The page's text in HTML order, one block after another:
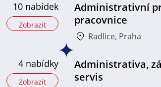
10 nabídek
Zobrazit
Administrativní
pracovnice
Radlice, Praha
4 nabídky
Zobrazit
Administrativa,
servis